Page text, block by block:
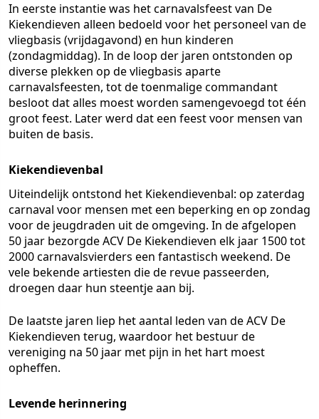
In eerste instantie was het carnavalsfeest van De
Kiekendieven alleen bedoeld voor het personeel van de
vliegbasis (vrijdagavond) en hun kinderen
(zondagmiddag). In de loop der jaren ontstonden op
diverse plekken op de vliegbasis aparte
carnavalsfeesten, tot de toenmalige commandant
besloot dat alles moest worden samengevoegd tot één
groot feest. Later werd dat een feest voor mensen van
buiten de basis.
Kiekendievenbal
Uiteindelijk ontstond het Kiekendievenbal: op zaterdag
carnaval voor mensen met een beperking en op zondag
voor de jeugdraden uit de omgeving. In de afgelopen
50 jaar bezorgde ACV De Kiekendieven elk jaar 1500 tot
2000 carnavalsvierders een fantastisch weekend. De
vele bekende artiesten die de revue passeerden,
droegen daar hun steentje aan bij.
De laatste jaren liep het aantal leden van de ACV De
Kiekendieven terug, waardoor het bestuur de
vereniging na 50 jaar met pijn in het hart moest
opheffen.
Levende herinnering